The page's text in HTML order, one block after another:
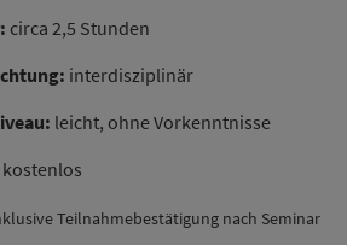
circa 2,5 Stunden
interdisziplinär
leicht, ohne Vorkenntnisse
kostenlos
Teilnahmebestätigung nach Seminar